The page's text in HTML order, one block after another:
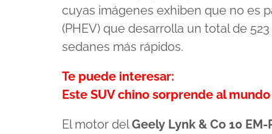
cuyas imágenes exhiben que no es
(PHEV) que desarrolla un total de
sedanes más rápidos.
Te puede interesar:
Este SUV chino sorprende al
El motor delGeely Lynk & Co 10 EM-